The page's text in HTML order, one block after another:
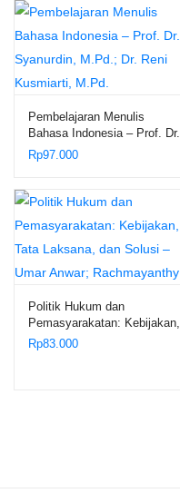
Pesantren – Dr. H. Maslani,
Pembelajaran Menulis
Bahasa Indonesia – Prof. Dr.
H. Syanurdin, M.Pd.; Dr.
Reni Kusmiarti, M.Pd.
Rp97.000
Politik Hukum dan
Pemasyarakatan: Kebijakan,
Tata Laksana, dan Solusi –
Rp83.000